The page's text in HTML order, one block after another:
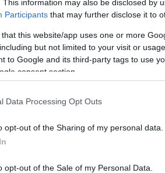
This information may also be disclosed by
Participants that may further disclose it to
that this website/app uses one or more
but not limited to your visit or
to Google and its third-party tags to use
consent section.
Data Processing Opt Outs
opt-out of the Sharing of my personal data.
opt-out of the Sale of my Personal Data.
és nem számoltak
nem kerülhetett sor
először az a kiírás, hogy
a bokszba hívni Lewist. Ha
pedig mindenki keményeken
hogy olyan sokáig
– fogalmazott Vasseur.
az alábbi gombokkal: